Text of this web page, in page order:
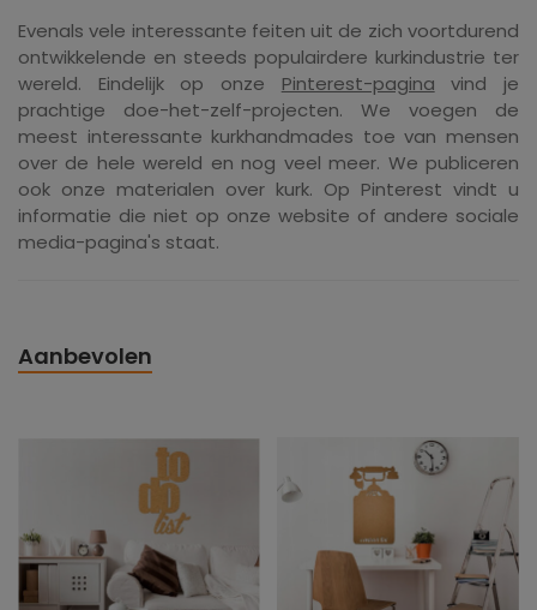
Evenals vele interessante feiten uit de zich voortdurend
ontwikkelende en steeds populairdere kurkindustrie ter
wereld. Eindelijk op onze Pinterest-pagina vind je
prachtige doe-het-zelf-projecten. We voegen de
meest interessante kurkhandmades toe van mensen
over de hele wereld en nog veel meer. We publiceren
ook onze materialen over kurk. Op Pinterest vindt u
informatie die niet op onze website of andere sociale
media-pagina's staat.
Aanbevolen